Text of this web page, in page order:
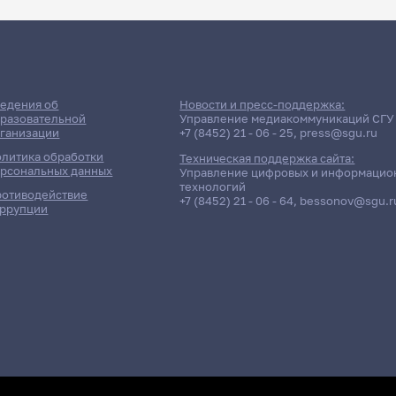
сессии: Хасин Владимир
Отчётность / Дисциплина
411гр.,
об
обработки
данных
Новости и пресс-поддержка:
Управление медиакоммуникаций СГУ
+7 (8452) 21 - 06 - 25, press@sgu.ru
Техническая поддержка сайта:
Управление цифровых и
технологий
+7 (8452) 21 - 06 - 64,